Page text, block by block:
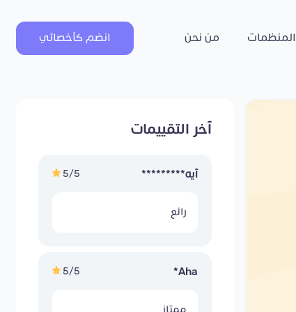
المنظمات من نحن انضم كأخصائي
آخر التقييمات
آيه********* 5/5
رائع
Aha*
5/5